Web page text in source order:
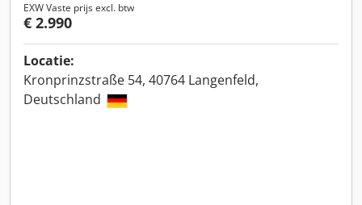
EXW Vaste prijs excl. btw
€ 2.990
Locatie:
Kronprinzstraße 54, 40764 Langenfeld,
Deutschland